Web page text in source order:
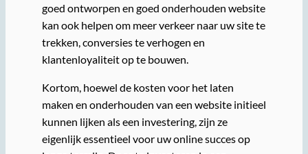
goed ontworpen en goed onderhouden website
kan ook helpen om meer verkeer naar uw site te
trekken, conversies te verhogen en
klantenloyaliteit op te bouwen.
Kortom, hoewel de kosten voor het laten
maken en onderhouden van een website initieel
kunnen lijken als een investering, zijn ze
eigenlijk essentieel voor uw online succes op